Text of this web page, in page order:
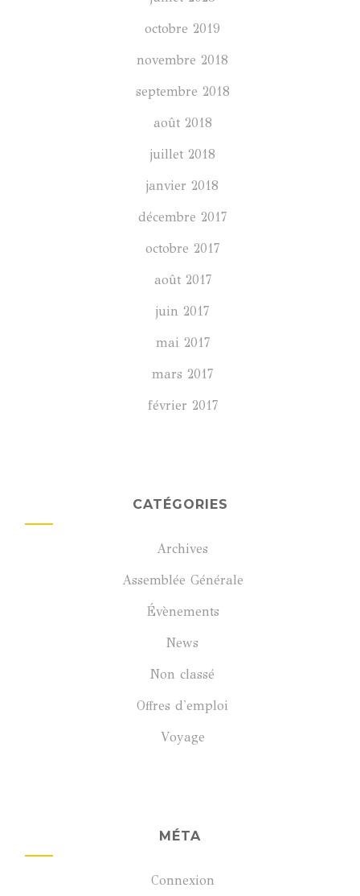
octobre 2019
novembre 2018
septembre 2018
août 2018
juillet 2018
janvier 2018
décembre 2017
octobre 2017
août 2017
juin 2017
mai 2017
mars 2017
février 2017
CATÉGORIES
Archives
Assemblée Générale
Évènements
News
Non classé
Offres d'emploi
Voyage
MÉTA
Connexion